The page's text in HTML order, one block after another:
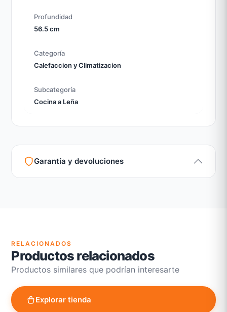
Profundidad
56.5 cm
Categoría
Calefaccion y Climatizacion
Subcategoría
Cocina a Leña
Garantía y devoluciones
RELACIONADOS
Productos relacionados
Productos similares que podrían interesarte
Explorar tienda